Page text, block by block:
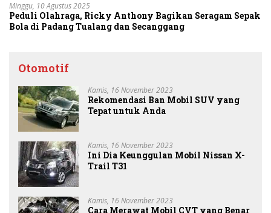
Minggu, 10 Agustus 2025
Peduli Olahraga, Ricky Anthony Bagikan Seragam Sepak
Bola di Padang Tualang dan Secanggang
Otomotif
Kamis, 16 November 2023
Rekomendasi Ban Mobil SUV yang
Tepat untuk Anda
Kamis, 16 November 2023
Ini Dia Keunggulan Mobil Nissan X-
Trail T31
Kamis, 16 November 2023
Cara Merawat Mobil CVT yang Benar